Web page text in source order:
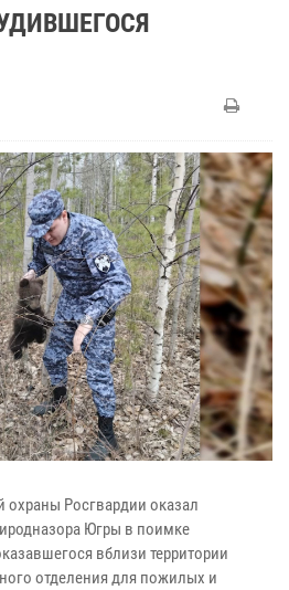
Росгвардии оказал
Югры в поимке
вблизи территории
отделения для пожилых и